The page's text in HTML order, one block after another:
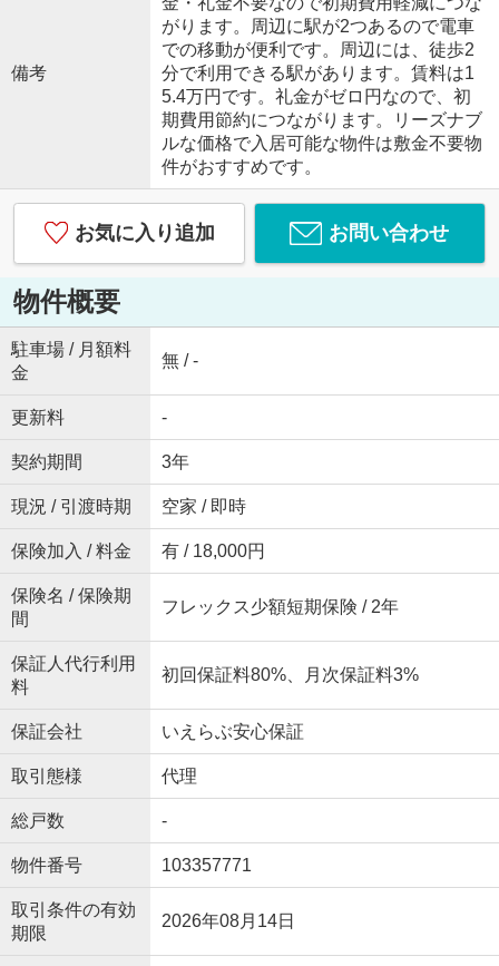
備考
がります。周辺に駅が2つあるので電車
での移動が便利です。周辺には、徒歩2
分で利用できる駅があります。賃料は1
5.4万円です。礼金がゼロ円なので、初
期費用節約につながります。リーズナブ
ルな価格で入居可能な物件は敷金不要物
件がおすすめです。
お気に入り追加 お問い合わせ
物件概要
駐車場 / 月額料
金
無 / -
更新料 -
契約期間 3年
現況 / 引渡時期 空家 / 即時
保険加入 / 料金 有 / 18,000円
保険名 / 保険期
間
フレックス少額短期保険 / 2年
保証人代行利用
料
初回保証料80%、月次保証料3%
保証会社 いえらぶ安心保証
取引態様 代理
総戸数 -
物件番号 103357771
取引条件の有効
期限
2026年08月14日